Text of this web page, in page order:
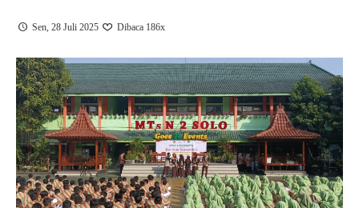
Kartu Tes PMBM
Sen, 28 Juli 2025 Dibaca 186x